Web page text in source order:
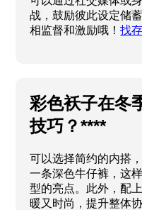
战，鼓励彼此设定储
相监督和激励哦！找
彩色袄子在冬
技巧？****
可以选择简约的内搭
一条深色牛仔裤，这
型的亮点。此外，配
暖又时尚，提升整体